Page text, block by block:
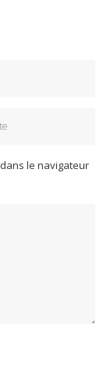
le navigateur